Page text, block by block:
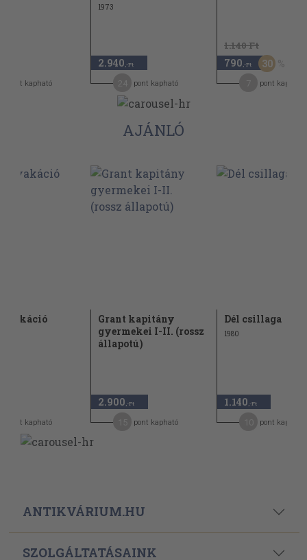
pont kapható
1973
2.940 ,-Ft
pont kapható
1.140 Ft
790 ,-Ft 30
pont kapható
AJÁNLÓ
vakáció
pont kapható
Grant kapitány
gyermekei I-II. (rossz
állapotú)
2.900 ,-Ft
pont kapható
Dél csillaga
1980
1.140 ,-Ft
pont kapható
ANTIKVÁRIUM.HU
SZOLGÁLTATÁSAINK